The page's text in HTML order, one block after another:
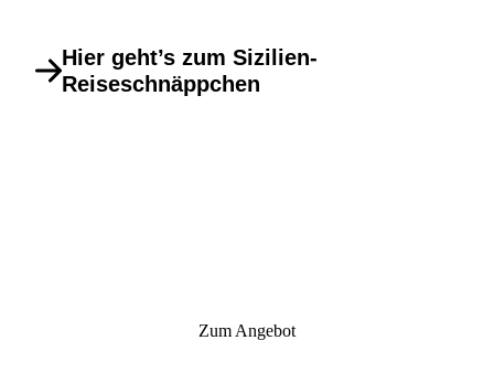
Hier geht’s zum Sizilien-
Reiseschnäppchen
Zum Angebot